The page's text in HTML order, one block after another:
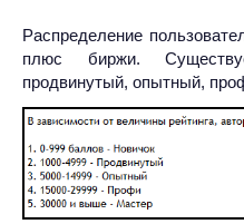
Распределение
плюс биржи.
продвинутый, опытный,